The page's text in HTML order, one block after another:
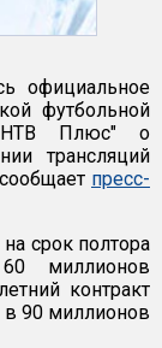
официальное
футбольной
"НТВ Плюс" о
трансляций
пресс-
срок полтора
60 миллионов
контракт
90 миллионов